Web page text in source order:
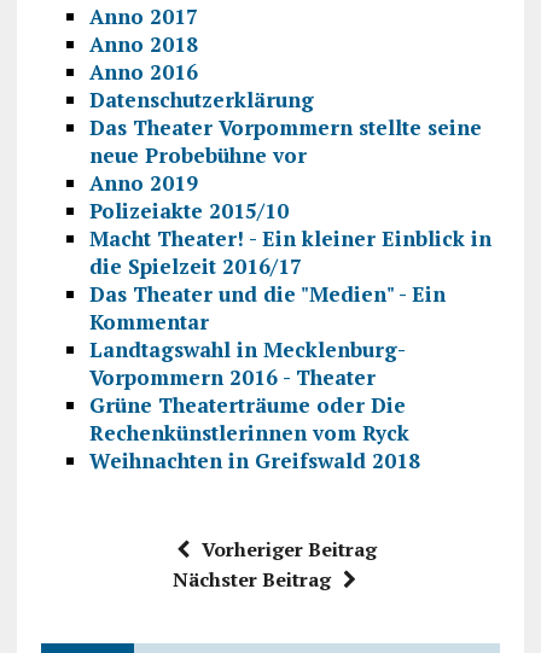
Anno 2017
Anno 2018
Anno 2016
Datenschutzerklärung
Das Theater Vorpommern stellte seine
neue Probebühne vor
Anno 2019
Polizeiakte 2015/10
Macht Theater! - Ein kleiner Einblick in
die Spielzeit 2016/17
Das Theater und die "Medien" - Ein
Kommentar
Landtagswahl in Mecklenburg-
Vorpommern 2016 - Theater
Grüne Theaterträume oder Die
Rechenkünstlerinnen vom Ryck
Weihnachten in Greifswald 2018
Vorheriger Beitrag
Nächster Beitrag